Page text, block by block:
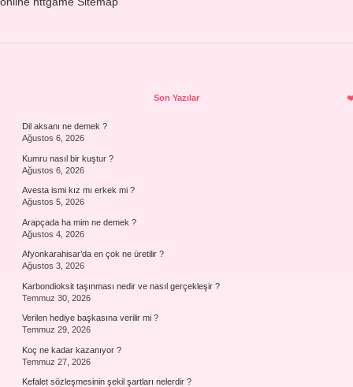
Son Yazılar
Dil aksanı ne demek ?
Ağustos 6, 2026
Kumru nasıl bir kuştur ?
Ağustos 6, 2026
Avesta ismi kız mı erkek mi ?
Ağustos 5, 2026
Arapçada ha mim ne demek ?
Ağustos 4, 2026
Afyonkarahisar’da en çok ne üretilir ?
Ağustos 3, 2026
Karbondioksit taşınması nedir ve nasıl gerçekleşir ?
Temmuz 30, 2026
Verilen hediye başkasına verilir mi ?
Temmuz 29, 2026
Koç ne kadar kazanıyor ?
Temmuz 27, 2026
Kefalet sözleşmesinin şekil şartları nelerdir ?